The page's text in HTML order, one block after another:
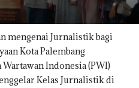
mengenai Jurnalistik bagi
Kota Palembang
Wartawan Indonesia (PWI)
Kelas Jurnalistik di